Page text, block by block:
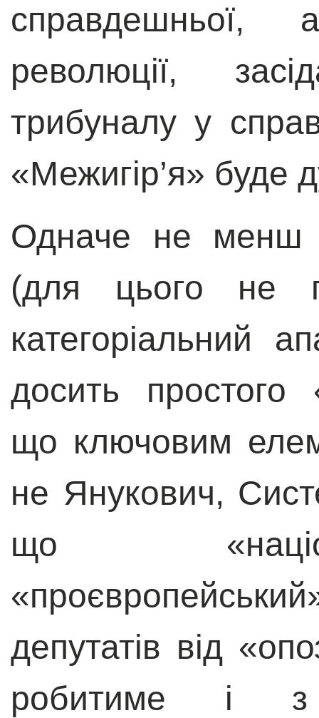
справдешньої,
революції,
трибуналу у
«Межигір’я» буде
Одначе не менш
(для цього не
категоріальний
досить простого
що ключовим
не Янукович,
що
депутатів від
робитиме і